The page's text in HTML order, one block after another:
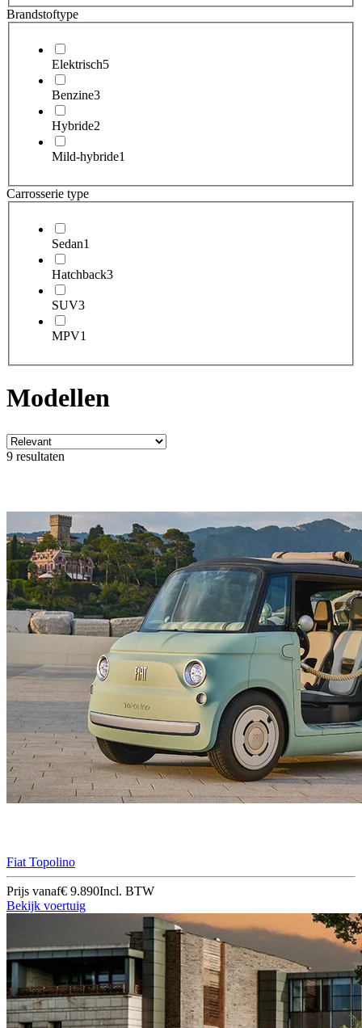
Brandstoftype
Elektrisch5
Benzine3
Hybride2
Mild-hybride1
Carrosserie type
Sedan1
Hatchback3
SUV3
MPV1
Modellen
9 resultaten
Fiat Topolino
Prijs vanaf€ 9.890Incl. BTW
Bekijk voertuig